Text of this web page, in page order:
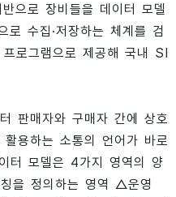
으로 장비들을 데이터 모델
수집·저장하는 체계를 검
로그램으로 제공해 국내 SI
판매자와 구매자 간에 상호
용하는 소통의 언어가 바로
터 모델은 4가지 영역의 양
을 정의하는 영역 △운영